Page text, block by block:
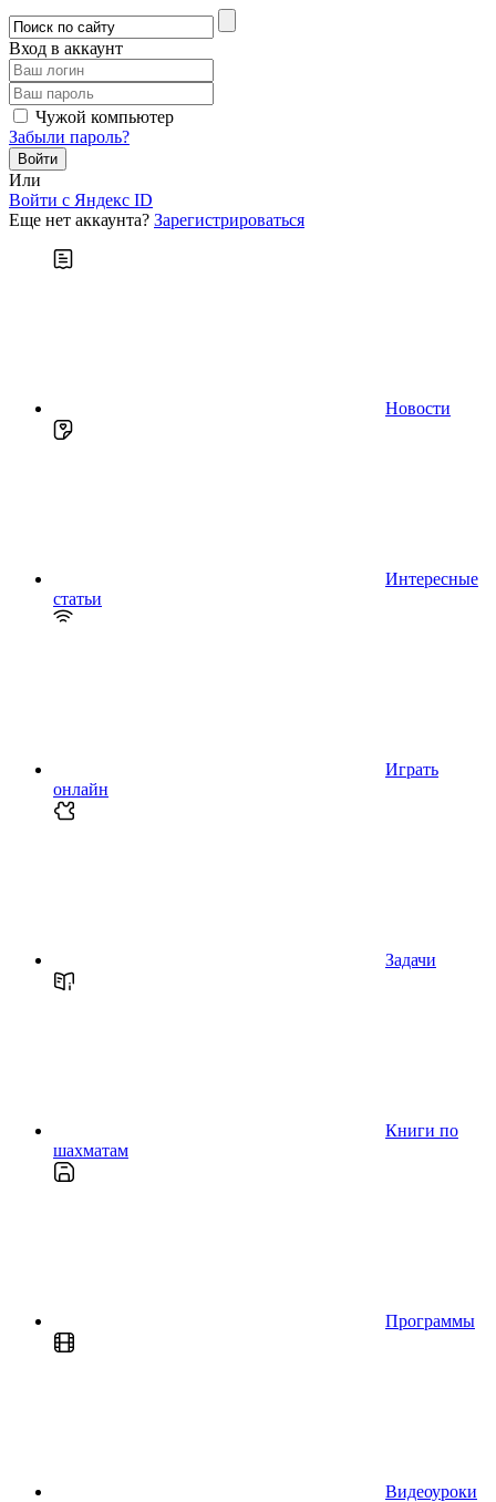
Вход в аккаунт
Чужой компьютер
Забыли пароль?
Или
Войти c Яндекс ID
Еще нет аккаунта? Зарегистрироваться
Новости
Интересные
статьи
Играть
онлайн
Задачи
Книги по
шахматам
Программы
Видеоуроки